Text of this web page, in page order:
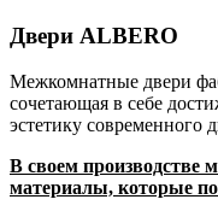
Двери ALBERO
Межкомнатные двери
сочетающая в себе
эстетику современного
В своем производстве
материалы, которые